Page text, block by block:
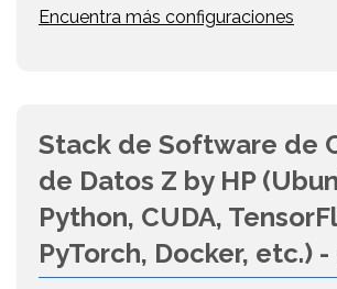
Encuentra más configuraciones
Stack de Software de
de Datos Z by HP
Python, CUDA,
PyTorch, Docker, etc.) -